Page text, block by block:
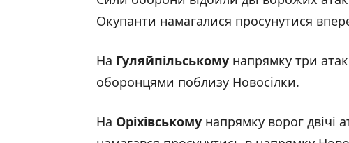
Окупанти намагалися просунутися
На Гуляйпільському напрямку три
оборонцями поблизу Новосілки.
На Оріхівському напрямку ворог двічі